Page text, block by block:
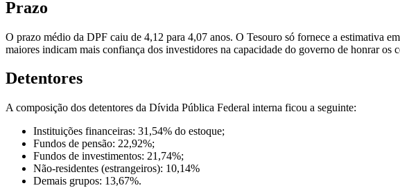
Prazo
O prazo médio da DPF caiu de 4,12 para 4,07 anos. O Tesouro só fornece a estimativa
maiores indicam mais confiança dos investidores na capacidade do governo de honrar os
Detentores
A composição dos detentores da Dívida Pública Federal interna ficou a seguinte:
Instituições financeiras: 31,54% do estoque;
Fundos de pensão: 22,92%;
Fundos de investimentos: 21,74%;
Não-residentes (estrangeiros): 10,14%
Demais grupos: 13,67%.